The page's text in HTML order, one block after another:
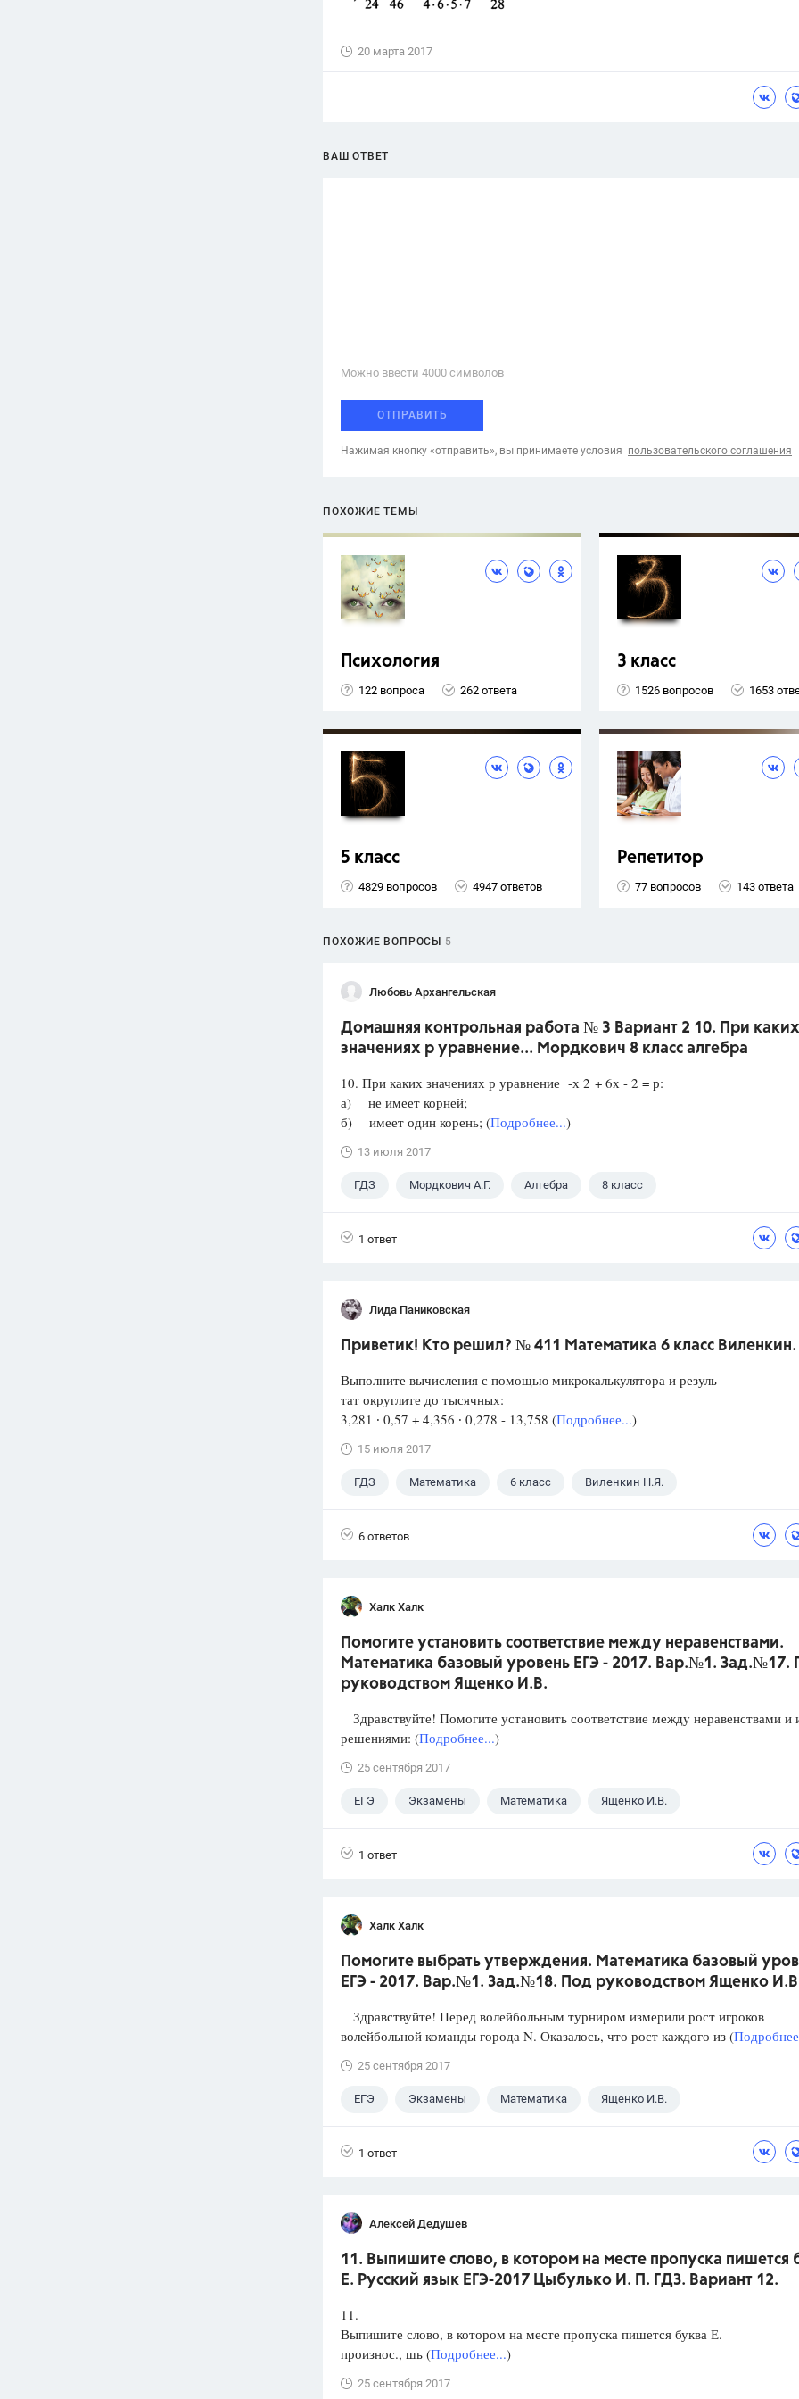
20 марта 2017
ВАШ ОТВЕТ
Можно ввести 4000 cимволов
ОТПРАВИТЬ
Нажимая кнопку «отправить», вы принимаете условия пользовательского соглашения
ПОХОЖИЕ ТЕМЫ
Психология
122 вопроса 262 ответа
3 класс
1526 вопросов 1653
5 класс
4829 вопросов 4947 ответов
Репетитор
77 вопросов 143 ответа
ПОХОЖИЕ ВОПРОСЫ 5
Любовь Архангельская
Домашняя контрольная работа № 3 Вариант 2 10. При каких
значениях р уравнение... Мордкович 8 класс алгебра
10. При каких значениях р уравнение -х 2 + 6х - 2 = р:
а) не имеет корней;
б) имеет один корень; (Подробнее...)
13 июля 2017
ГДЗ Мордкович А.Г. Алгебра 8 класс
1 ответ
Лида Паниковская
Приветик! Кто решил? № 411 Математика 6 класс Виленкин.
Выполните вычисления с помощью микрокалькулятора и резуль-
тат округлите до тысячных:
3,281 ∙ 0,57 + 4,356 ∙ 0,278 - 13,758 (Подробнее...)
15 июля 2017
ГДЗ Математика 6 класс Виленкин Н.Я.
6 ответов
Халк Халк
Помогите установить соответствие между неравенствами.
Математика базовый уровень ЕГЭ - 2017. Вар.№1. Зад.№17.
руководством Ященко И.В.
Здравствуйте! Помогите установить соответствие между неравенствами и
решениями: (Подробнее...)
25 сентября 2017
ЕГЭ Экзамены Математика Ященко И.В.
1 ответ
Халк Халк
Помогите выбрать утверждения. Математика базовый
ЕГЭ - 2017. Вар.№1. Зад.№18. Под руководством Ященко
Здравствуйте! Перед волейбольным турниром измерили рост игроков
волейбольной команды города N. Оказалось, что рост каждого из (
25 сентября 2017
ЕГЭ Экзамены Математика Ященко И.В.
1 ответ
Алексей Дедушев
11. Выпишите слово, в котором на месте пропуска пишется
Е. Русский язык ЕГЭ-2017 Цыбулько И. П. ГДЗ. Вариант 12.
11.
Выпишите слово, в котором на месте пропуска пишется буква Е.
произнос., шь (Подробнее...)
25 сентября 2017